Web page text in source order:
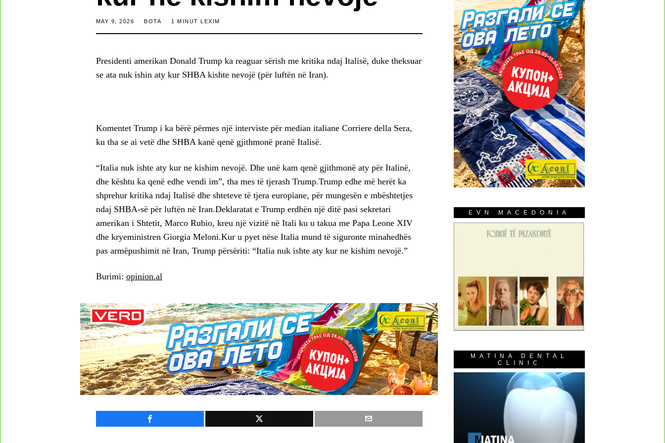
MAY 9, 2026 BOTA 1 MINUT LEXIM
Presidenti amerikan Donald Trump ka reaguar sërish me kritika ndaj Italisë, duke theksuar
se ata nuk ishin aty kur SHBA kishte nevojë (për luftën në Iran).
Komentet Trump i ka bërë përmes një interviste për median italiane Corriere della Sera,
ku tha se ai vetë dhe SHBA kanë qenë gjithmonë pranë Italisë.
“Italia nuk ishte aty kur ne kishim nevojë. Dhe unë kam qenë gjithmonë aty për Italinë,
dhe kështu ka qenë edhe vendi im”, tha mes të tjerash Trump.Trump edhe më herët ka
shprehur kritika ndaj Italisë dhe shteteve të tjera europiane, për mungesën e mbështetjes
ndaj SHBA-së për luftën në Iran.Deklaratat e Trump erdhën një ditë pasi sekretari
amerikan i Shtetit, Marco Rubio, kreu një vizitë në Itali ku u takua me Papa Leone XIV
dhe kryeministren Giorgia Meloni.Kur u pyet nëse Italia mund të siguronte minahedhës
pas armëpushimit në Iran, Trump përsëriti: “Italia nuk ishte aty kur ne kishim nevojë.”
Burimi: opinion.al
EVN MACEDONIA
MATINA DENTAL
CLINIC